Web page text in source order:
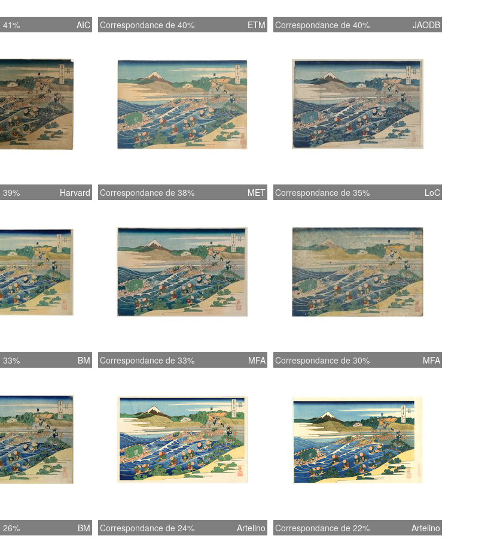
41% AIC Correspondance de 40% ETM Correspondance de 40% JAODB
39% Harvard Correspondance de 38% MET Correspondance de 35% LoC
33% BM Correspondance de 33% MFA Correspondance de 30% MFA
26% BM Correspondance de 24% Artelino Correspondance de 22% Artelino